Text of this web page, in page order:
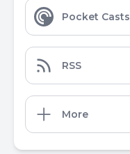
Pocket Casts
RSS
More